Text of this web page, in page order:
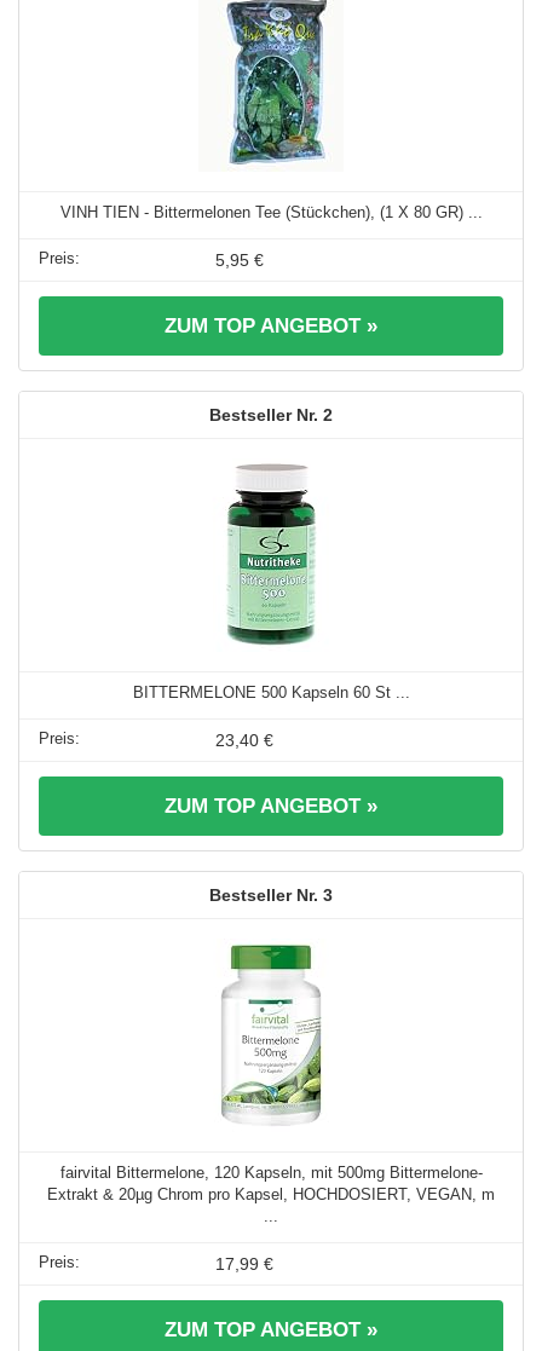
VINH TIEN - Bittermelonen Tee (Stückchen), (1 X 80 GR) ...
5,95 €
ZUM TOP ANGEBOT »
2
BITTERMELONE 500 Kapseln 60 St ...
23,40 €
ZUM TOP ANGEBOT »
3
fairvital Bittermelone, 120 Kapseln, mit 500mg Bittermelone-
Extrakt & 20µg Chrom pro Kapsel, HOCHDOSIERT, VEGAN, m
17,99 €
ZUM TOP ANGEBOT »